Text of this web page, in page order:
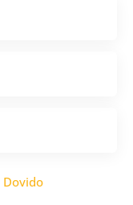
Dovido